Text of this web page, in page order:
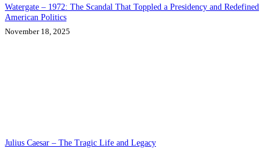
Watergate – 1972: The Scandal That Toppled a Presidency and Redefined
American Politics
November 18, 2025
Julius Caesar – The Tragic Life and Legacy